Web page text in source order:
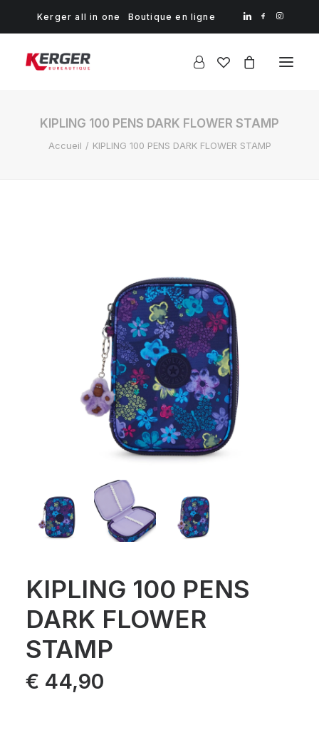
Kerger all in one Boutique en ligne
KIPLING 100 PENS DARK FLOWER STAMP
Accueil KIPLING 100 PENS DARK FLOWER STAMP
KIPLING 100 PENS
DARK FLOWER
STAMP
€ 44,90